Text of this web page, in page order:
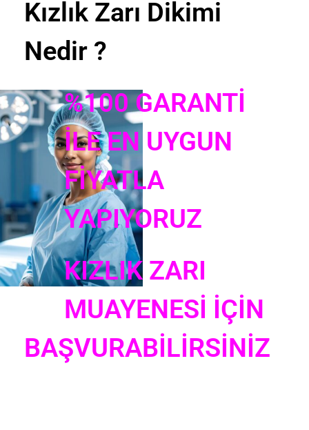
Kızlık Zarı Dikimi
Nedir ?
%100 GARANTİ
İLE EN UYGUN
FİYATLA
YAPIYORUZ
KIZLIK ZARI
MUAYENESİ İÇİN
BAŞVURABİLİRSİNİZ